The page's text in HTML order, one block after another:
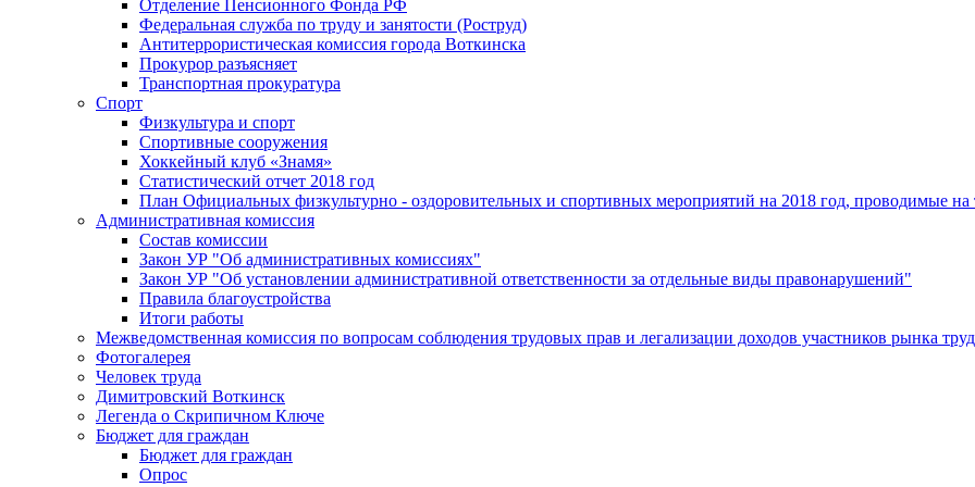
Отделение Пенсионного Фонда РФ
Федеральная служба по труду и занятости (Роструд)
Антитеррористическая комиссия города Воткинска
Прокурор разъясняет
Транспортная прокуратура
Спорт
Физкультура и спорт
Спортивные сооружения
Хоккейный клуб «Знамя»
Статистический отчет 2018 год
План Официальных физкультурно - оздоровительных и спортивных мероприятий на 2018 год, проводимые
Административная комиссия
Состав комиссии
Закон УР "Об административных комиссиях"
Закон УР "Об установлении административной ответственности за отдельные виды правонарушений"
Правила благоустройства
Итоги работы
Межведомственная комиссия по вопросам соблюдения трудовых прав и легализации доходов участников рынка
Фотогалерея
Человек труда
Димитровский Воткинск
Легенда о Скрипичном Ключе
Бюджет для граждан
Бюджет для граждан
Опрос